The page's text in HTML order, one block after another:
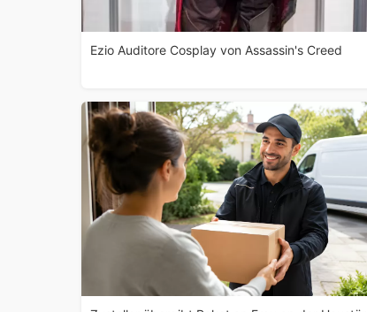
Ezio Auditore Cosplay von Assassin's Creed